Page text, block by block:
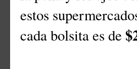
estos
cada bolsita es de